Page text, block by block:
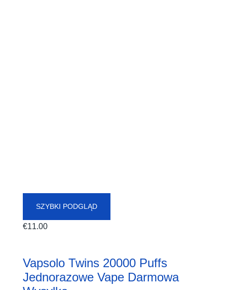
SZYBKI PODGLĄD
€11.00
Vapsolo Twins 20000 Puffs
Jednorazowe Vape Darmowa